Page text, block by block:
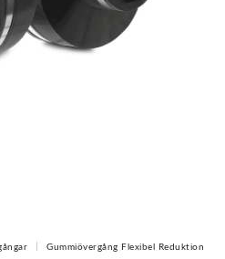
Gummiövergång Flexibel Reduktion